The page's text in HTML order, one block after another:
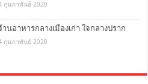
กุมภาพันธ์ 2020
านอาหารกลางเมืองเก่า ใจกลางปราก
กุมภาพันธ์ 2020